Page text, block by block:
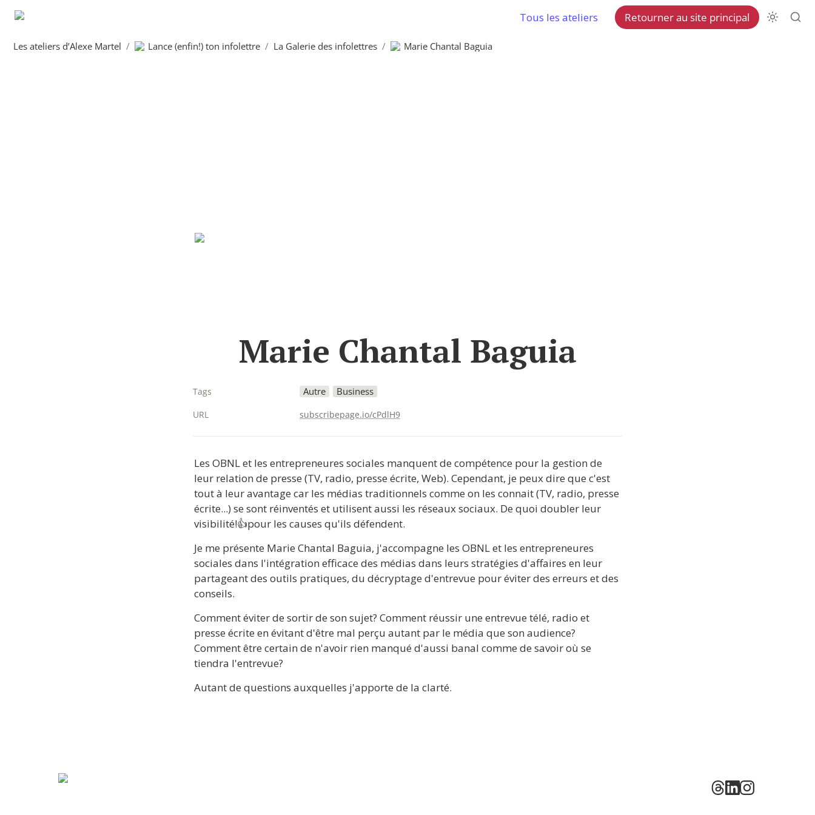
Tous les ateliers Retourner au site principal
Les ateliers d’Alexe Martel / Lance (enfin!) ton infolettre / La Galerie des infolettres / Marie Chantal Baguia
Marie Chantal Baguia
Tags Autre Business
URL subscribepage.io/cPdlH9
Les OBNL et les entrepreneures sociales manquent de compétence pour la gestion de
leur relation de presse (TV, radio, presse écrite, Web). Cependant, je peux dire que c'est
tout à leur avantage car les médias traditionnels comme on les connait (TV, radio, presse
écrite...) se sont réinventés et utilisent aussi les réseaux sociaux. De quoi doubler leur
visibilité!👍pour les causes qu'ils défendent.
Je me présente Marie Chantal Baguia, j'accompagne les OBNL et les entrepreneures
sociales dans l'intégration efficace des médias dans leurs stratégies d'affaires en leur
partageant des outils pratiques, du décryptage d'entrevue pour éviter des erreurs et des
conseils.
Comment éviter de sortir de son sujet? Comment réussir une entrevue télé, radio et
presse écrite en évitant d'être mal perçu autant par le média que son audience?
Comment être certain de n'avoir rien manqué d'aussi banal comme de savoir où se
tiendra l'entrevue?
Autant de questions auxquelles j'apporte de la clarté.